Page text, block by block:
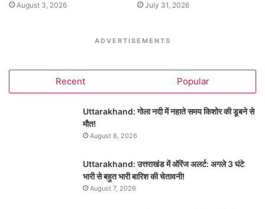
August 3, 2026 July 31, 2026
ADVERTISEMENTS
Recent Popular
Uttarakhand: गोला नदी में नहाते समय किशोर की डूबने से
मौत!
August 8, 2026
Uttarakhand: उत्तराखंड में ऑरेंज अलर्ट: अगले 3 घंटे
भारी से बहुत भारी बारिश की चेतावनी!
August 7, 2026